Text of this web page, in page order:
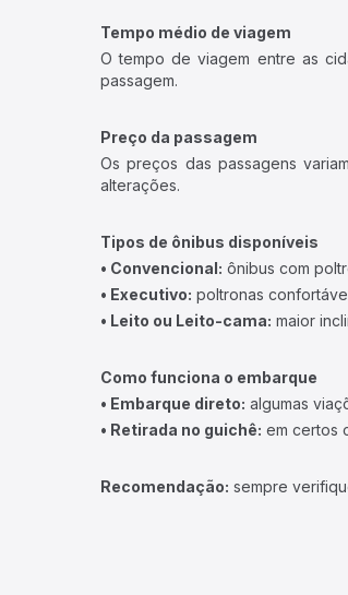
Tempo médio de viagem
O tempo de viagem entre as
passagem.
Preço da passagem
Os preços das passagens
alterações.
Tipos de ônibus disponíveis
• Convencional: ônibus com
• Executivo: poltronas
• Leito ou Leito-cama: maior
Como funciona o embarque
• Embarque direto: algumas
• Retirada no guichê: em certos
Recomendação: sempre